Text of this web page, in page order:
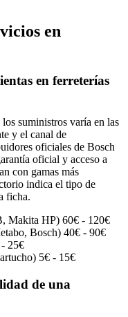
en
en ferreterías
suministros varía en las
y el canal de
oficiales de Bosch
oficial y acceso a
con gamas más
indica el tipo de
ficha.
Makita HP) 60€ - 120€
Bosch) 40€ - 90€
25€
5€ - 15€
de una